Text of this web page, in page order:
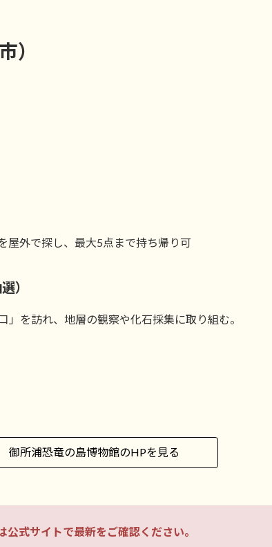
）
屋外で探し、最大5点まで持ち帰り可
）
を訪れ、地層の観察や化石採集に取り組む。
御所浦恐竜の島博物館のHPを見る
式サイトで最新をご確認ください。